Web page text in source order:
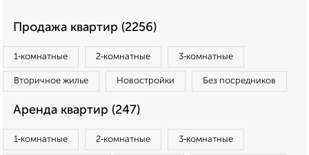
Продажа квартир (2256)
1‑комнатные 2‑комнатные 3‑комнатные
Вторичное жилье Новостройки Без посредников
Аренда квартир (247)
1‑комнатные 2‑комнатные 3‑комнатные